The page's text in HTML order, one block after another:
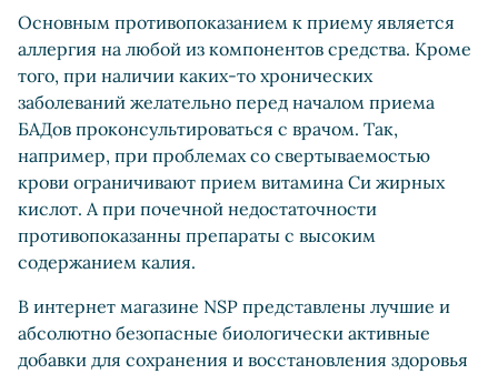
Основным противопоказанием к приему является
аллергия на любой из компонентов средства. Кроме
того, при наличии каких-то хронических
заболеваний желательно перед началом приема
БАДов проконсультироваться с врачом. Так,
например, при проблемах со свертываемостью
крови ограничивают прием витамина Cи жирных
кислот. А при почечной недостаточности
противопоказанны препараты с высоким
содержанием калия.
В интернет магазине NSP представлены лучшие и
абсолютно безопасные биологически активные
добавки для сохранения и восстановления здоровья